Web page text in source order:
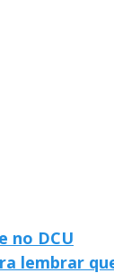
no DCU
lembrar